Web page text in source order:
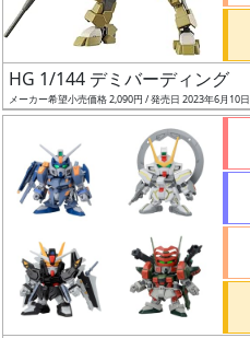
ギ
ャ
ラ
リ
ー
り
改
定
予
HG 1/144 デミバーディング
メーカー希望小売価格 2,090円 / 発売日 2023年6月10日